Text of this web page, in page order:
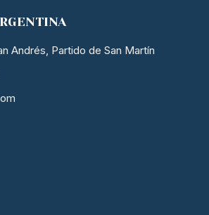
Andrés, Partido de San Martín